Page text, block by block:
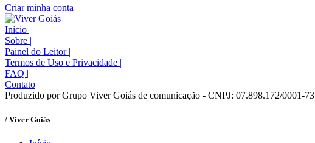
Criar minha conta
Início |
Sobre |
Painel do Leitor |
Termos de Uso e Privacidade |
FAQ |
Contato
Produzido por Grupo Viver Goiás de comunicação - CNPJ: 07.898.172/0001-73
/ Viver Goiás